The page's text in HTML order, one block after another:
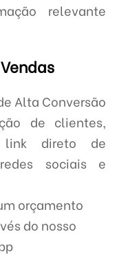
relevante
Alta Conversão
de clientes,
direto de
sociais e
orçamento
do nosso